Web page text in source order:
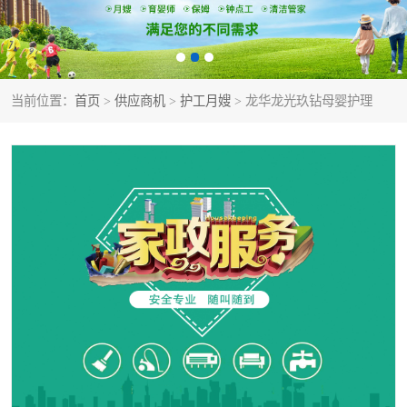
当前位置： 首页 > 供应商机 > 护工月嫂 > 龙华龙光玖钻母婴护理
家庭保姆 家政服务